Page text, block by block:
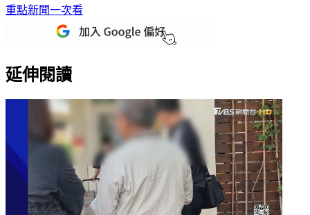
重點新聞一次看
延伸閱讀